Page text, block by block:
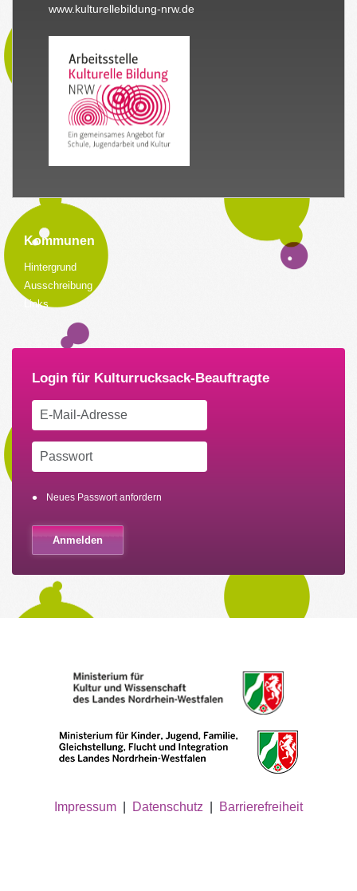
www.kulturellebildung-nrw.de
Kommunen
Hintergrund
Ausschreibung
Links
Neues Passwort anfordern
Impressum Datenschutz Barrierefreiheit